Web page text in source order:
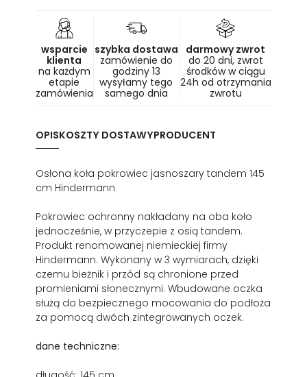
wsparcie
klienta
na każdym
etapie
zamówienia
szybka dostawa
zamówienie do
godziny 13
wysyłamy tego
samego dnia
darmowy zwrot
do 20 dni, zwrot
środków w ciągu
24h od otrzymania
zwrotu
OPISKOSZTY DOSTAWYPRODUCENT
Osłona koła pokrowiec jasnoszary tandem 145
cm Hindermann
Pokrowiec ochronny nakładany na oba koło
jednocześnie, w przyczepie z osią tandem.
Produkt renomowanej niemieckiej firmy
Hindermann. Wykonany w 3 wymiarach, dzięki
czemu bieżnik i przód są chronione przed
promieniami słonecznymi. Wbudowane oczka
służą do bezpiecznego mocowania do podłoża
za pomocą dwóch zintegrowanych oczek.
dane techniczne: